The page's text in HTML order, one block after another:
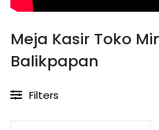
Meja Kasir Toko
Balikpapan
Filters